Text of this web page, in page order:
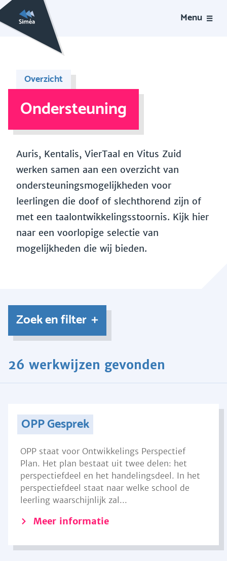
Menu
Overzicht
Ondersteuning
Auris, Kentalis, VierTaal en Vitus Zuid
werken samen aan een overzicht van
ondersteuningsmogelijkheden voor
leerlingen die doof of slechthorend zijn of
met een taalontwikkelingsstoornis. Kijk hier
naar een voorlopige selectie van
mogelijkheden die wij bieden.
Zoek en filter
26 werkwijzen gevonden
OPP Gesprek
OPP staat voor Ontwikkelings Perspectief
Plan. Het plan bestaat uit twee delen: het
perspectiefdeel en het handelingsdeel. In het
perspectiefdeel staat naar welke school de
leerling waarschijnlijk zal...
Meer informatie